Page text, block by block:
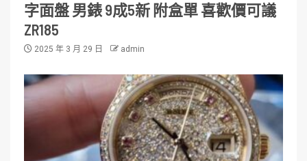
字面盤 男錶 9成5新 附盒單 喜歡價可議
ZR185
2025 年 3 月 29 日 admin